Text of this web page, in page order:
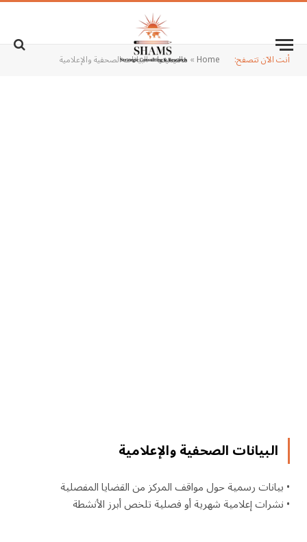
أنت الآن تتصفح: Home
» مالتيميديا»البيانات الصحفية والإعلامية
البيانات الصحفية والإعلامية
• بيانات رسمية حول مواقف المركز من القضايا المفصلية
• نشرات إعلامية شهرية أو فصلية تلخص أبرز الأنشطة